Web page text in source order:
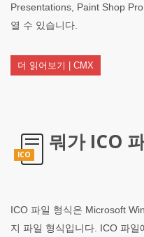
Presentations, Paint Shop
열 수 있습니다.
더 읽어보기 | CMX
ICO
뭐가 ICO
ICO 파일 형식은 Microsoft
지 파일 형식입니다. ICO 파